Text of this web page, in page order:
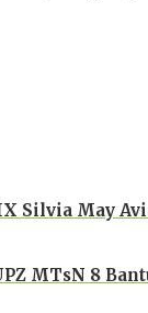
Silvia May
MTsN 8